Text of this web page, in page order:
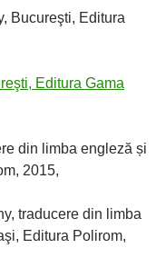
Bucureşti, Editura
Editura Gama
din limba engleză și
2015,
traducere din limba
Editura Polirom,